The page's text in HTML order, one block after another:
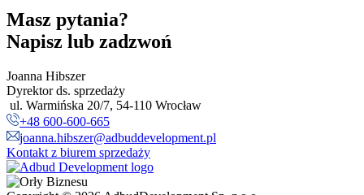
Masz pytania?
Napisz lub zadzwoń
Joanna Hibszer
Dyrektor ds. sprzedaży
ul. Warmińska 20/7, 54-110 Wrocław
+48 600-600-665
joanna.hibszer@adbuddevelopment.pl
Kontakt z biurem sprzedaży